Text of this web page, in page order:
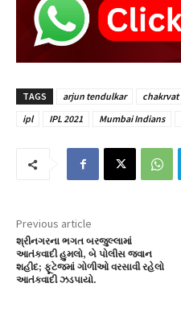
TAGS arjun tendulkar chakrvat
ipl
IPL 2021 Mumbai Indians
Previous article
શ્રીનગરના ભગત બરજુલ્લામાં
આતંકવાદી હુમલો, બે પોલીસ જવાન
શહીદ; ફૂટેજમાં ગોળીઓ વરસાવી રહેલો
આતંકવાદી ઝડપાયો.